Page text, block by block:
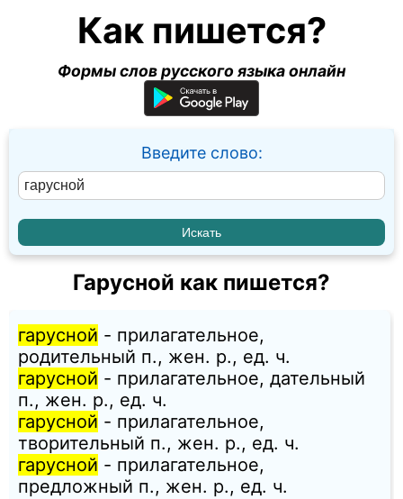
Как пишется?
Формы слов русского языка онлайн
Введите слово:
Гарусной как пишется?
гарусной - прилагательное,
родительный п., жен. p., ед. ч.
гарусной - прилагательное, дательный
п., жен. p., ед. ч.
гарусной - прилагательное,
творительный п., жен. p., ед. ч.
гарусной - прилагательное,
предложный п., жен. p., ед. ч.